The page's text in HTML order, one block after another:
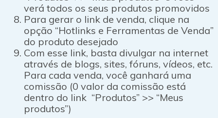
verá todos os seus produtos promovidos
Para gerar o link de venda, clique na
opção “Hotlinks e Ferramentas de Venda”
do produto desejado
Com esse link, basta divulgar na internet
através de blogs, sites, fóruns, vídeos, etc.
Para cada venda, você ganhará uma
comissão (0 valor da comissão está
dentro do link “Produtos” >> “Meus
produtos”)